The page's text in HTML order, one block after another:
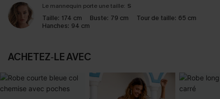
Le mannequin porte une taille: S
Taille: 174 cm Buste: 79 cm Tour de taille: 65 cm
Hanches: 94 cm
ACHETEZ‑LE AVEC